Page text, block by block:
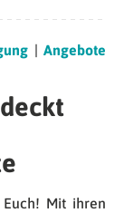
|Angebote
Mit ihren